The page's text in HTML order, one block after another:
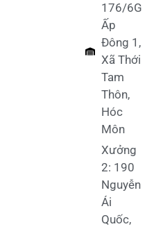
176/6G
Ấp
Đông 1,
Xã Thới
Tam
Thôn,
Hóc
Môn
Xưởng
2: 190
Nguyễn
Ái
Quốc,